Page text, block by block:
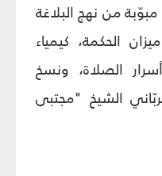
من نهج البلاغة
الحكمة، كيمياء
الصلاة، ونسخ
الشيخ "مجتبى